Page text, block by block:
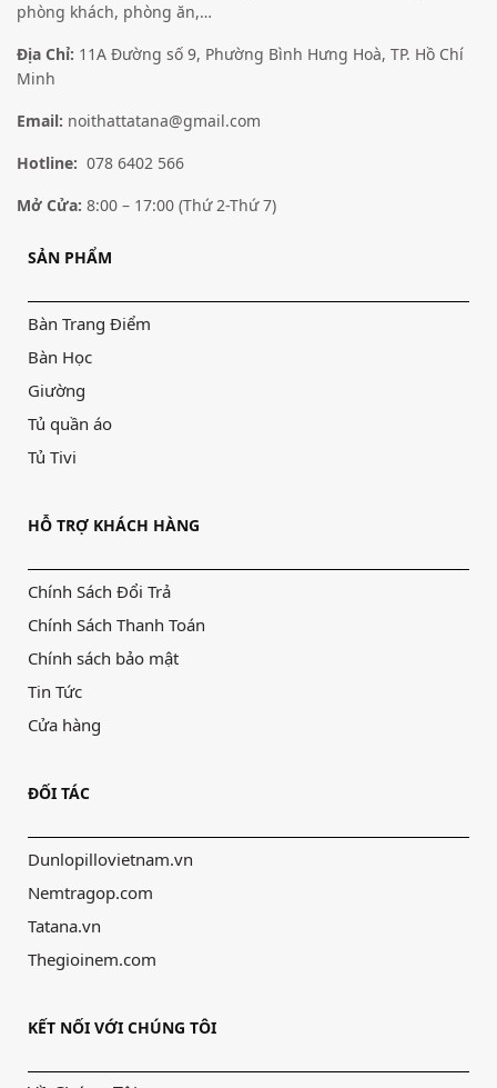
Tủ quần áo TATANA – TU021
8,589,000 –11,317,000
Tủ quần áo TATANA – TU002
phòng khách, phòng ăn,…
Địa Chỉ: 11A Đường số 9, Phường Bình Hưng Hoà, TP. Hồ Chí
Minh
Email: noithattatana@gmail.com
Hotline: 078 6402 566
Mở Cửa:8:00 – 17:00 (Thứ 2-Thứ 7)
SẢN PHẨM
Bàn Trang Điểm
Bàn Học
Giường
Tủ quần áo
Tủ Tivi
HỖ TRỢ KHÁCH HÀNG
Chính Sách Đổi Trả
Chính Sách Thanh Toán
Chính sách bảo mật
Tin Tức
Cửa hàng
ĐỐI TÁC
Dunlopillovietnam.vn
Nemtragop.com
Tatana.vn
Thegioinem.com
KẾT NỐI VỚI CHÚNG TÔI